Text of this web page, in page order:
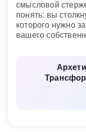
смысловой
понять: вы
которого нужно
вашего